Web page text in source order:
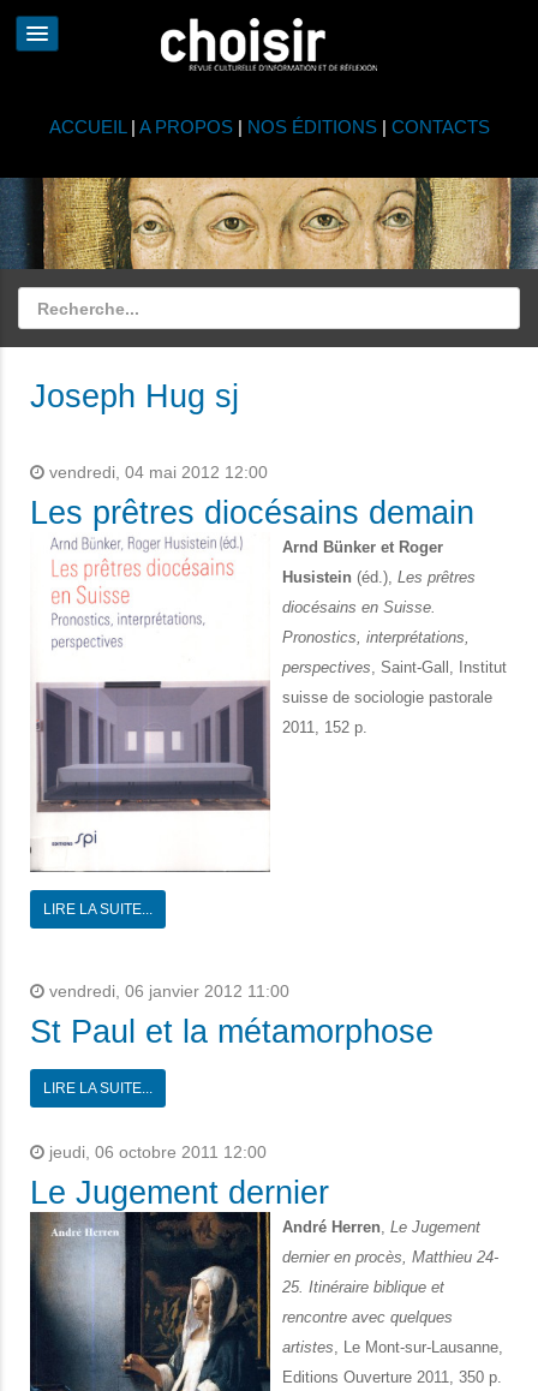
ACCUEIL | A PROPOS| NOS ÉDITIONS| CONTACTS
Joseph Hug sj
vendredi, 04 mai 2012 12:00
Les prêtres diocésains demain
Arnd Bünker et Roger
Husistein (éd.), Les prêtres
diocésains en Suisse.
Pronostics, interprétations,
perspectives, Saint-Gall, Institut
suisse de sociologie pastorale
2011, 152 p.
LIRE LA SUITE...
vendredi, 06 janvier 2012 11:00
St Paul et la métamorphose
LIRE LA SUITE...
jeudi, 06 octobre 2011 12:00
Le Jugement dernier
André Herren Le Jugement
dernier en procès, Matthieu 24-
25. Itinéraire biblique et
rencontre avec quelques
artistes , Le Mont-sur-Lausanne,
Editions Ouverture 2011, 350 p.